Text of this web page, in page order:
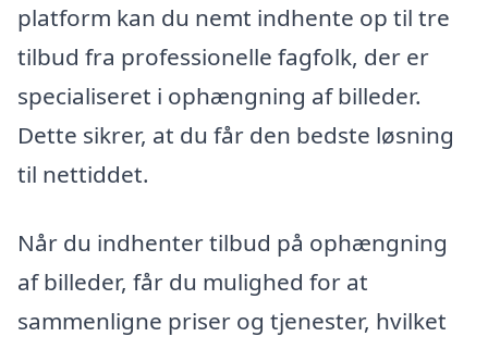
platform kan du nemt indhente op til tre
tilbud fra professionelle fagfolk, der er
specialiseret i ophængning af billeder.
Dette sikrer, at du får den bedste løsning
til nettiddet.
Når du indhenter tilbud på ophængning
af billeder, får du mulighed for at
sammenligne priser og tjenester, hvilket